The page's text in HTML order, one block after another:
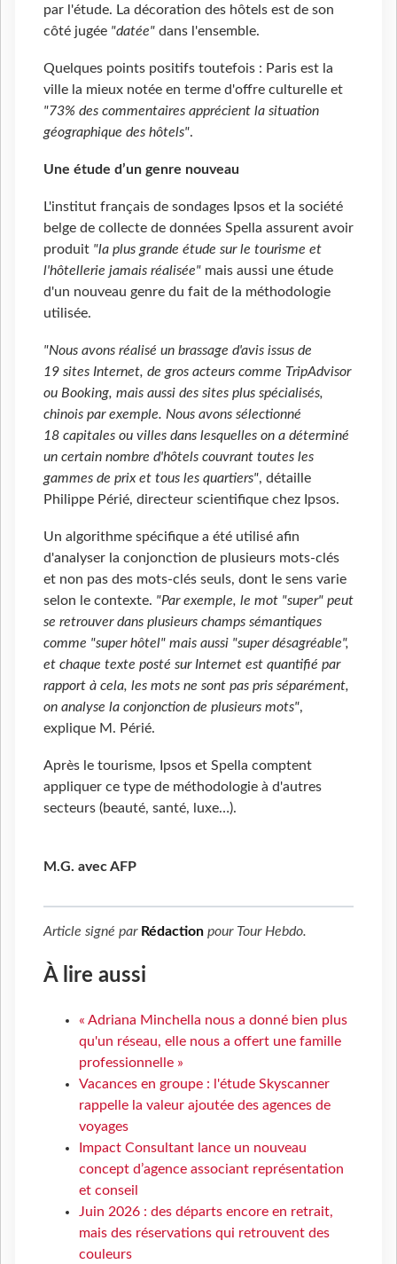
par l'étude. La décoration des hôtels est de son
côté jugée "datée" dans l'ensemble.
Quelques points positifs toutefois : Paris est la
ville la mieux notée en terme d'offre culturelle et
"73% des commentaires apprécient la situation
géographique des hôtels".
Une étude d’un genre nouveau
L'institut français de sondages Ipsos et la société
belge de collecte de données Spella assurent avoir
produit "la plus grande étude sur le tourisme et
l'hôtellerie jamais réalisée" mais aussi une étude
d'un nouveau genre du fait de la méthodologie
utilisée.
"Nous avons réalisé un brassage d'avis issus de
19 sites Internet, de gros acteurs comme TripAdvisor
ou Booking, mais aussi des sites plus spécialisés,
chinois par exemple. Nous avons sélectionné
18 capitales ou villes dans lesquelles on a déterminé
un certain nombre d'hôtels couvrant toutes les
gammes de prix et tous les quartiers", détaille
Philippe Périé, directeur scientifique chez Ipsos.
Un algorithme spécifique a été utilisé afin
d'analyser la conjonction de plusieurs mots-clés
et non pas des mots-clés seuls, dont le sens varie
selon le contexte. "Par exemple, le mot "super" peut
se retrouver dans plusieurs champs sémantiques
comme "super hôtel" mais aussi "super désagréable",
et chaque texte posté sur Internet est quantifié par
rapport à cela, les mots ne sont pas pris séparément,
on analyse la conjonction de plusieurs mots",
explique M. Périé.
Après le tourisme, Ipsos et Spella comptent
appliquer ce type de méthodologie à d'autres
secteurs (beauté, santé, luxe…).
M.G. avec AFP
Article signé par Rédaction pour Tour Hebdo.
À lire aussi
« Adriana Minchella nous a donné bien plus
qu'un réseau, elle nous a offert une famille
professionnelle »
Vacances en groupe : l'étude Skyscanner
rappelle la valeur ajoutée des agences de
voyages
Impact Consultant lance un nouveau
concept d’agence associant représentation
et conseil
Juin 2026 : des départs encore en retrait,
mais des réservations qui retrouvent des
couleurs